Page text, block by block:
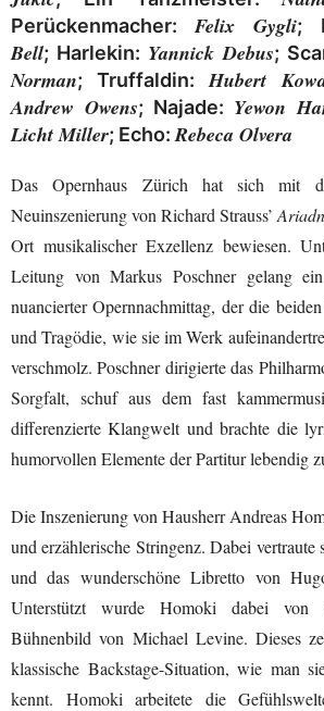
Perückenmacher: Felix Gygli;
Bell; Harlekin: Yannick Debus;
Norman; Truffaldin: Hubert
Andrew Owens; Najade: Yewon
Licht Miller; Echo: Rebeca Olvera
Das Opernhaus Zürich hat sich mit
Neuinszenierung von Richard Strauss’
Ort musikalischer Exzellenz bewiesen.
Leitung von Markus Poschner gelang
nuancierter Opernnachmittag, der die
und Tragödie, wie sie im Werk
verschmolz. Poschner dirigierte das
Sorgfalt, schuf aus dem fast
differenzierte Klangwelt und brachte die
humorvollen Elemente der Partitur lebendig
Die Inszenierung von Hausherr Andreas
und erzählerische Stringenz. Dabei
und das wunderschöne Libretto von
Unterstützt wurde Homoki dabei von
Bühnenbild von Michael Levine. Dieses
klassische Backstage-Situation, wie man
kennt. Homoki arbeitete die